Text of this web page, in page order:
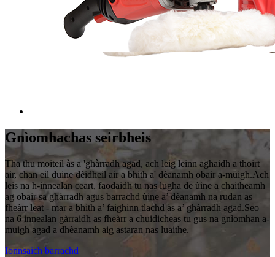
Gnìomhachas seirbheis
Tha thu moiteil às a 'ghàrradh agad, ach leig leinn aghaidh a thoirt
air, chan eil duine dèidheil air a bhith a' dèanamh obair a-muigh.Ach
leis na h-innealan ceart, faodaidh tu nas lugha de ùine a chaitheamh
ag obair sa ghàrradh agus barrachd ùine a’ dèanamh na rudan as
fheàrr leat - mar a bhith a’ faighinn tlachd às a’ ghàrradh agad.Seo
na 6 innealan gàrraidh as fheàrr a chuidicheas tu gus na gnìomhan a-
muigh agad a dhèanamh aig astaran nas luaithe.
Ionnsaich barrachd